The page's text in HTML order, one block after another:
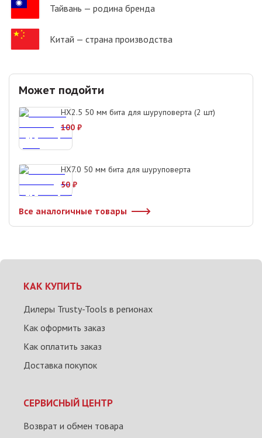
Тайвань — родина бренда
Китай — страна производства
Может подойти
HX2.5 50 мм бита для шуруповерта (2 шт)
100 ₽
HX7.0 50 мм бита для шуруповерта
50 ₽
Все аналогичные товары
КАК КУПИТЬ
Дилеры Trusty-Tools в регионах
Как оформить заказ
Как оплатить заказ
Доставка покупок
СЕРВИСНЫЙ ЦЕНТР
Возврат и обмен товара